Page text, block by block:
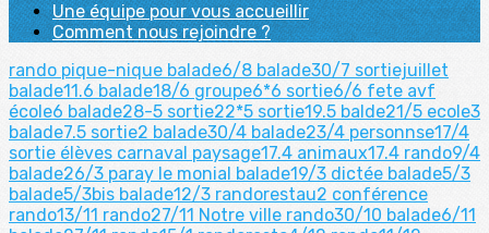
Une équipe pour vous accueillir
Comment nous rejoindre ?
rando pique-nique balade6/8 balade30/7 sortiejuillet
balade11.6 balade18/6 groupe6*6 sortie6/6 fete avf
école6 balade28-5 sortie22*5 sortie19.5 balde21/5 ecole3
balade7.5 sortie2 balade30/4 balade23/4 personnse17/4
sortie élèves carnaval paysage17.4 animaux17.4 rando9/4
balade26/3 paray le monial balade19/3 dictée balade5/3
balade5/3bis balade12/3 randorestau2 conférence
rando13/11 rando27/11 Notre ville rando30/10 balade6/11